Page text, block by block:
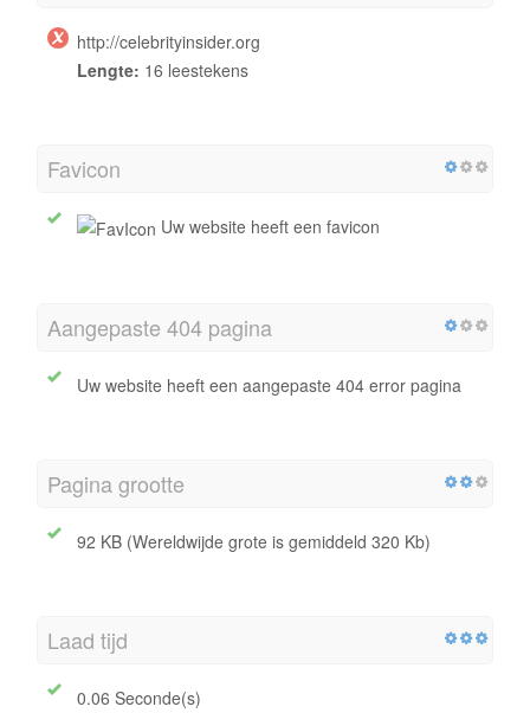
http://celebrityinsider.org
Lengte: 16 leestekens
Favicon
Uw website heeft een favicon
Aangepaste 404 pagina
Uw website heeft een aangepaste 404 error pagina
Pagina grootte
92 KB (Wereldwijde grote is gemiddeld 320 Kb)
Laad tijd
0.06 Seconde(s)